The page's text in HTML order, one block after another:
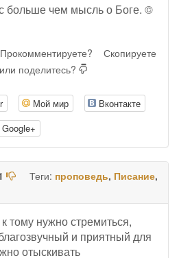
больше чем мысль о Боге. ©
Прокомментируете?
Скопируете
поделитесь?
Мой мир
Вконтакте
Google+
Теги: проповедь, Писание,
тому нужно стремиться,
и приятный для
отыскивать